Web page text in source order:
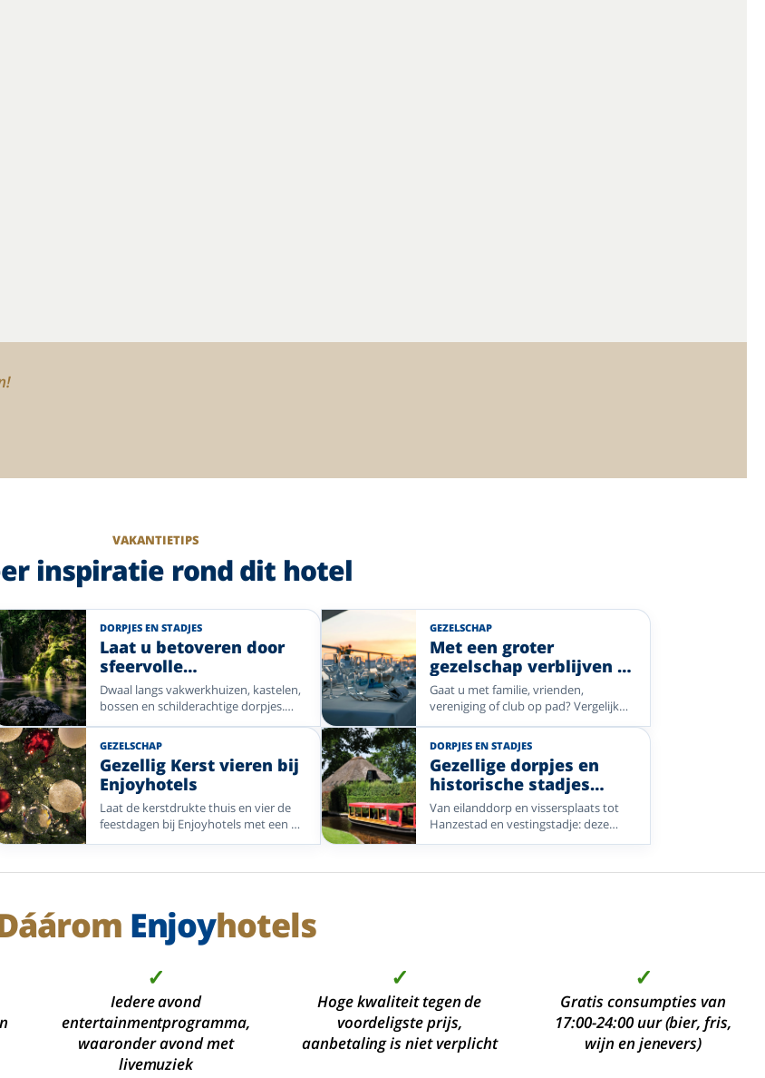
VAKANTIETIPS
inspiratie rond dit hotel
DORPJES EN STADJES
Laat u betoveren door
sfeervolle
bestemmingen vol rust
en charme
Dwaal langs vakwerkhuizen, kastelen,
bossen en schilderachtige dorpjes.
Deze selectie Enjoyhotels brengt u
naar de Harz en sfeervolle streken in
Nederland.
GEZELSCHAP
Met een groter
gezelschap verblijven in
een Enjoyhotel
Gaat u met familie, vrienden,
vereniging of club op pad? Vergelijk
een selectie Enjoyhotels met veel
kamers, gezamenlijke activiteiten en
prettige bestemmingen.
GEZELSCHAP
Gezellig Kerst vieren bij
Enjoyhotels
Laat de kerstdrukte thuis en vier de
feestdagen bij Enjoyhotels met een 5-
of 6-daags kerstarrangement,
kust of natuur.
DORPJES EN STADJES
Gezellige dorpjes en
historische stadjes
ontdekken
Van eilanddorp en vissersplaats tot
Hanzestad en vestingstadje: deze
Enjoyhotels liggen perfect voor een
Enjoyhotels
✓
Iedere avond
entertainmentprogramma,
waaronder avond met
livemuziek
✓
Hoge kwaliteit tegen de
voordeligste prijs,
aanbetaling is niet verplicht
✓
Gratis consumpties van
17:00-24:00 uur (bier, fris,
wijn en jenevers)